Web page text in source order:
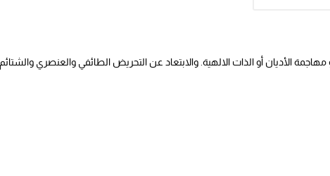
الأديان أو الذات الالهية. والابتعاد عن التحريض الطائفي والعنصري والشتائم.